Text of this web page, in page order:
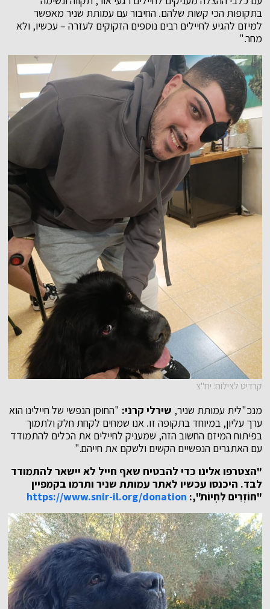
בתקופות הכי קשות שלהם. החיבור עם עמותת שניר מאפשר
למיזם להגיע לחיילים רבים נוספים הזקוקים לעזרה – עכשיו, ולא
מחר."
קרדיט לצילום: יח"צ
מנכ"לית עמותת שניר, שירלי קרני: "החוסן הנפשי של חיילינו הוא
ערך עליון, במיוחד בתקופה זו. אנו שמחים לקחת חלק ולתמוך
בפיתוח המיזם החשוב הזה, שמעניק לחיילים את הכלים להתמודד
עם האתגרים הנפשיים הקשים ולשקם את חייהם."
"הצטרפו אלינו כדי להבטיח שאף חייל לא יישאר להתמודד
לבד. היכנסו עכשיו לאתר עמותת שניר ותרמו בקמפיין
"חוֹזְרִים לִחְיוֹת",: https://www.snir-il.org/donation